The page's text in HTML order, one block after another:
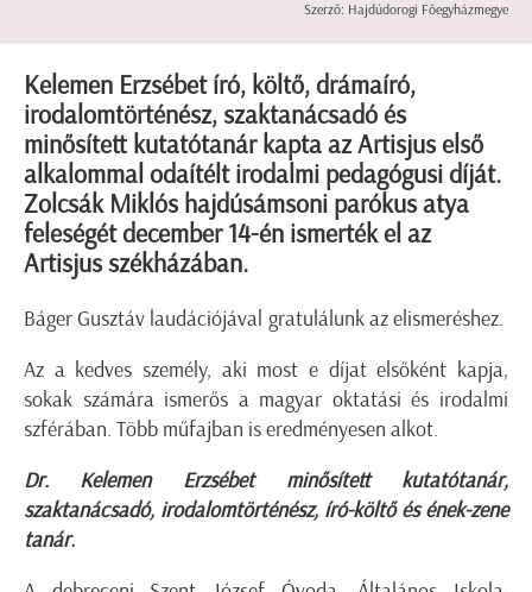
Szerző: Hajdúdorogi Főegyházmegye
Kelemen Erzsébet író, költő, drámaíró,
irodalomtörténész, szaktanácsadó és
minősített kutatótanár kapta az Artisjus első
alkalommal odaítélt irodalmi pedagógusi díját.
Zolcsák Miklós hajdúsámsoni parókus atya
feleségét december 14-én ismerték el az
Artisjus székházában.
Báger Gusztáv laudációjával gratulálunk az elismeréshez.
Az a kedves személy, aki most e díjat elsőként kapja,
sokak számára ismerős a magyar oktatási és irodalmi
szférában. Több műfajban is eredményesen alkot.
Dr. Kelemen Erzsébet
minősített kutatótanár,
szaktanácsadó, irodalomtörténész, író-költő és ének-zene
tanár.